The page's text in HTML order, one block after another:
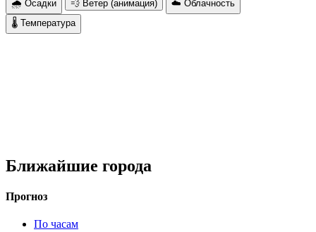
🌧 Осадки 💨 Ветер (анимация)
☁️ Облачность
🌡 Температура
Ближайшие города
Прогноз
По часам